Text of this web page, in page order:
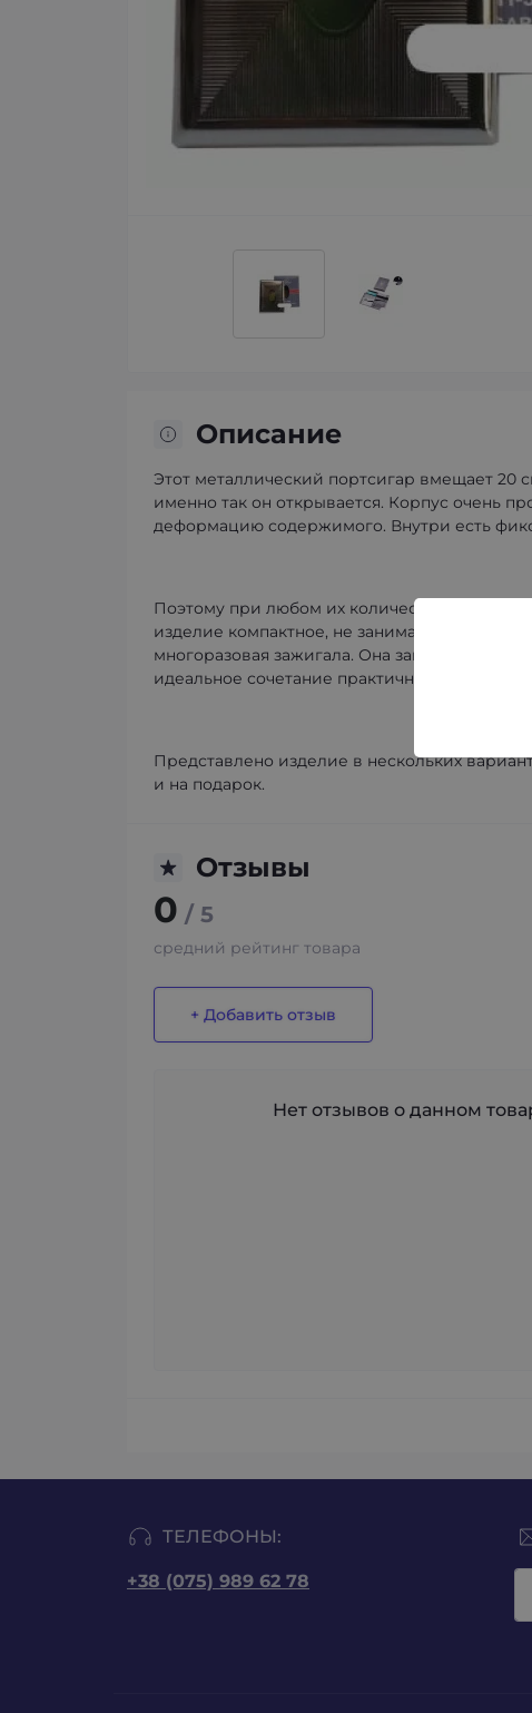
Описание
Этот металлический портсигар вмещает 20
именно так он открывается. Корпус очень
деформацию содержимого. Внутри есть
Поэтому при любом их количестве они не
изделие компактное, не занимает много
многоразовая зажигала. Она заправляемая,
идеальное сочетание практичности, стиля
Представлено изделие в нескольких
и на подарок.
Отзывы
0 / 5
средний рейтинг товара
+ Добавить отзыв
Нет отзывов о данном
ТЕЛЕФОНЫ:
+38 (075) 989 62 78